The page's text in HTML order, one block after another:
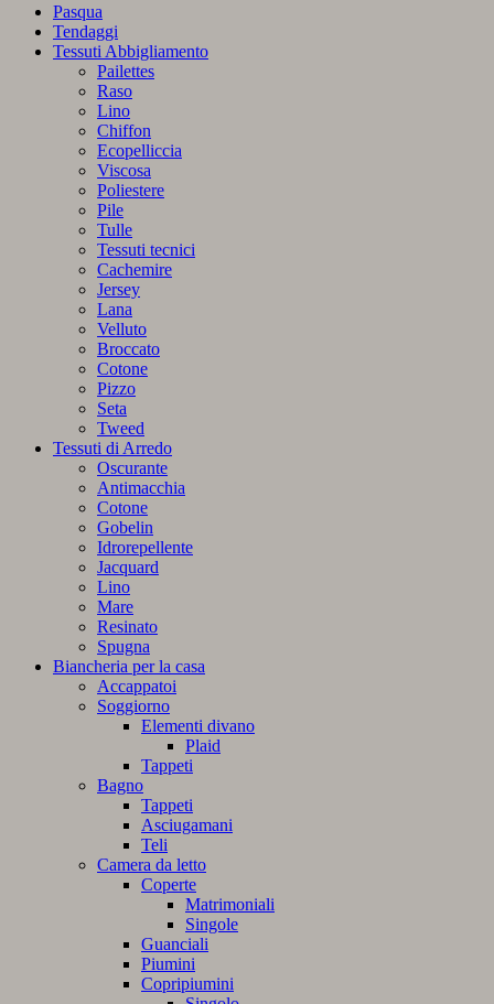
Pasqua
Tendaggi
Tessuti Abbigliamento
Pailettes
Raso
Lino
Chiffon
Ecopelliccia
Viscosa
Poliestere
Pile
Tulle
Tessuti tecnici
Cachemire
Jersey
Lana
Velluto
Broccato
Cotone
Pizzo
Seta
Tweed
Tessuti di Arredo
Oscurante
Antimacchia
Cotone
Gobelin
Idrorepellente
Jacquard
Lino
Mare
Resinato
Spugna
Biancheria per la casa
Accappatoi
Soggiorno
Elementi divano
Plaid
Tappeti
Bagno
Tappeti
Asciugamani
Teli
Camera da letto
Coperte
Matrimoniali
Singole
Guanciali
Piumini
Copripiumini